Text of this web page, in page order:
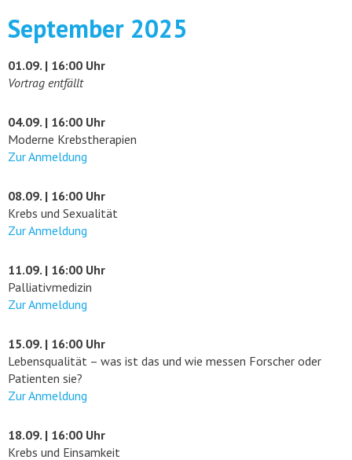
September 2025
01.09. | 16:00 Uhr
Vortrag entfällt
04.09. | 16:00 Uhr
Moderne Krebstherapien
Zur Anmeldung
08.09. | 16:00 Uhr
Krebs und Sexualität
Zur Anmeldung
11.09. | 16:00 Uhr
Palliativmedizin
Zur Anmeldung
15.09. | 16:00 Uhr
Lebensqualität – was ist das und wie messen Forscher oder
Patienten sie?
Zur Anmeldung
18.09. | 16:00 Uhr
Krebs und Einsamkeit